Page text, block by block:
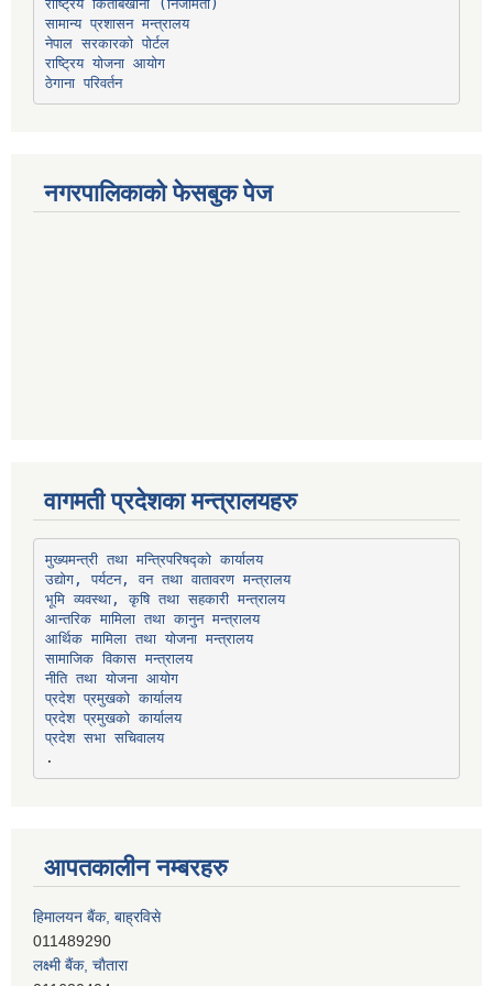
सामान्य प्रशासन मन्त्रालय
नेपाल सरकारको पोर्टल
राष्ट्रिय योजना आयोग
ठेगाना परिवर्तन
नगरपालिकाको फेसबुक पेज
वागमती प्रदेशका मन्त्रालयहरु
मुख्यमन्त्री तथा मन्त्रिपरिषद्को कार्यालय
उद्योग, पर्यटन, वन तथा वातावरण मन्त्रालय
भूमि व्यवस्था, कृषि तथा सहकारी मन्त्रालय
आन्तरिक मामिला तथा कानुन मन्त्रालय
आर्थिक मामिला तथा योजना मन्त्रालय
सामाजिक विकास मन्त्रालय
नीति तथा योजना आयोग
प्रदेश प्रमुखको कार्यालय
प्रदेश प्रमुखको कार्यालय
प्रदेश सभा सचिवालय
आपतकालीन नम्बरहरु
हिमालयन बैंक, बाह्रविसे
011489290
लक्ष्मी बैंक, चाैतारा